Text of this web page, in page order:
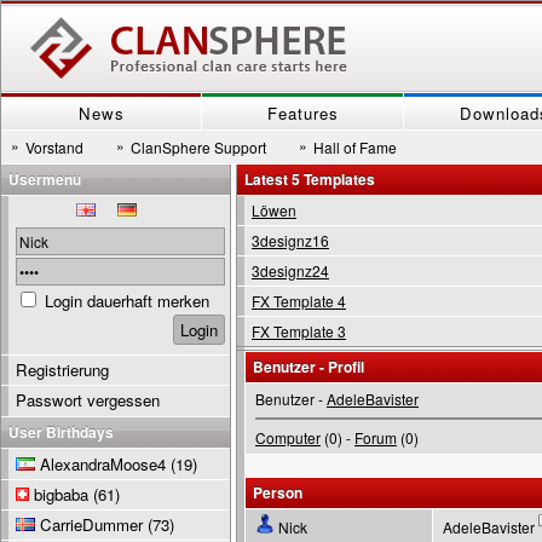
News Features
» Vorstand » ClanSphere Support » Hall of Fame
Latest 5 Templates
Löwen
3designz16
3designz24
FX Template 4
FX Template 3
Benutzer - Profil
Benutzer -AdeleBavister
Computer (0) - Forum (0)
Person
Nick
AdeleBavister
Usermenu
Login dauerhaft merken
Registrierung
Passwort vergessen
User Birthdays
AlexandraMoose4 (19)
bigbaba (61)
CarrieDummer(73)